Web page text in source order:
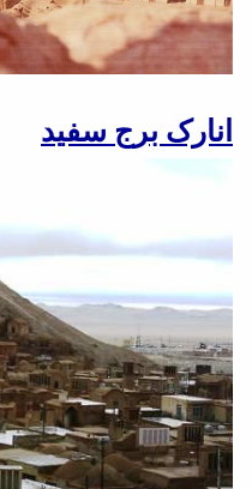
انارک برج سفید